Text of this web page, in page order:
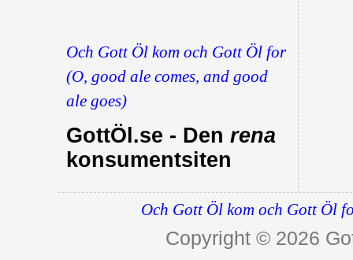
Och Gott Öl kom och Gott Öl for
(O, good ale comes, and good
ale goes)
GottÖl.se - Den rena
konsumentsiten
Och Gott Öl kom och Gott Öl
Copyright © 2026